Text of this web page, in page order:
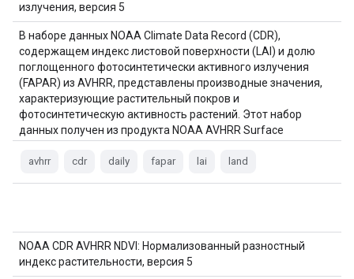
излучения, версия 5
В наборе данных NOAA Climate Data Record (CDR),
содержащем индекс листовой поверхности (LAI) и долю
поглощенного фотосинтетически активного излучения
(FAPAR) из AVHRR, представлены производные значения,
характеризующие растительный покров и
фотосинтетическую активность растений. Этот набор
данных получен из продукта NOAA AVHRR Surface
avhrr cdr daily fapar lai land
NOAA CDR AVHRR NDVI: Нормализованный разностный
индекс растительности, версия 5